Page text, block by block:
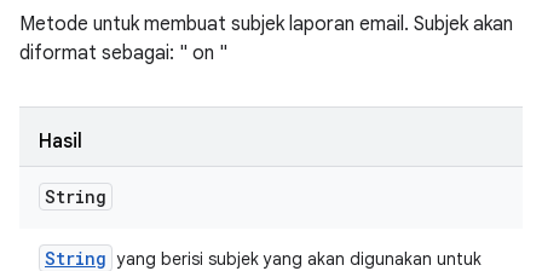
Metode untuk membuat subjek laporan email. Subjek akan
diformat sebagai: " on "
Hasil
String
String yang berisi subjek yang akan digunakan untuk